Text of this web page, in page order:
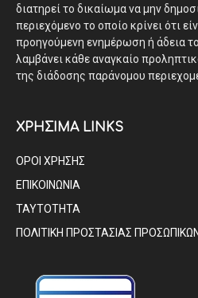
διατηρεί το δικαίωμα να μην
περιεχόμενο το οποίο κρίνει ότι
προηγούμενη ενημέρωση ή άδεια
λαμβάνει κάθε αναγκαίο
της διάδοσης παράνομου
ΧΡΗΣΙΜΑ LINKS
ΟΡΟΙ ΧΡΗΣΗΣ
ΕΠΙΚΟΙΝΩΝΙΑ
ΤΑΥΤΟΤΗΤΑ
ΠΟΛΙΤΙΚΗ ΠΡΟΣΤΑΣΙΑΣ